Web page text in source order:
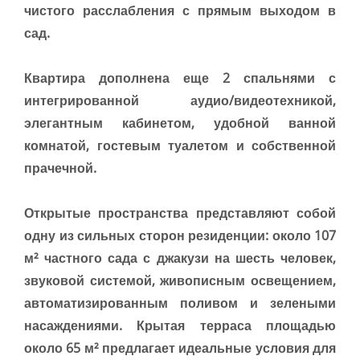
чистого расслабления с прямым выходом в
сад.
Квартира дополнена еще 2 спальнями с
интегрированной аудио/видеотехникой,
элегантным кабинетом, удобной ванной
комнатой, гостевым туалетом и собственной
прачечной.
Открытые пространства представляют собой
одну из сильных сторон резиденции: около 107
м² частного сада с джакузи на шесть человек,
звуковой системой, живописным освещением,
автоматизированным поливом и зелеными
насаждениями. Крытая терраса площадью
около 65 м² предлагает идеальные условия для